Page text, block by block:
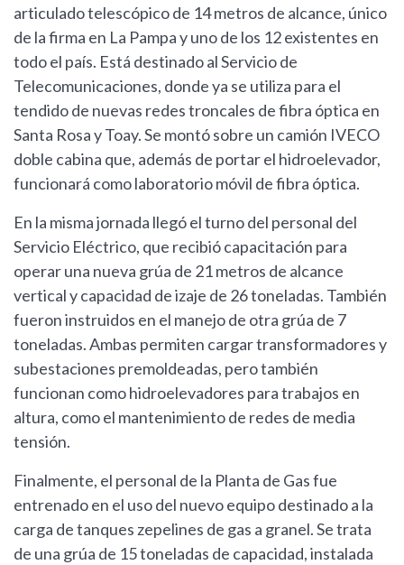
articulado telescópico de 14 metros de alcance, único
de la firma en La Pampa y uno de los 12 existentes en
todo el país. Está destinado al Servicio de
Telecomunicaciones, donde ya se utiliza para el
tendido de nuevas redes troncales de fibra óptica en
Santa Rosa y Toay. Se montó sobre un camión IVECO
doble cabina que, además de portar el hidroelevador,
funcionará como laboratorio móvil de fibra óptica.
En la misma jornada llegó el turno del personal del
Servicio Eléctrico, que recibió capacitación para
operar una nueva grúa de 21 metros de alcance
vertical y capacidad de izaje de 26 toneladas. También
fueron instruidos en el manejo de otra grúa de 7
toneladas. Ambas permiten cargar transformadores y
subestaciones premoldeadas, pero también
funcionan como hidroelevadores para trabajos en
altura, como el mantenimiento de redes de media
tensión.
Finalmente, el personal de la Planta de Gas fue
entrenado en el uso del nuevo equipo destinado a la
carga de tanques zepelines de gas a granel. Se trata
de una grúa de 15 toneladas de capacidad, instalada